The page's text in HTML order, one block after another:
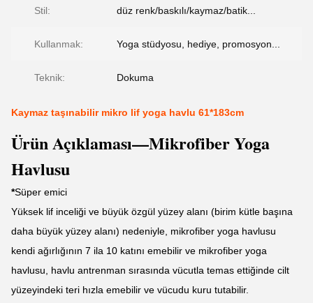
Stil: düz renk/baskılı/kaymaz/batik...
Kullanmak: Yoga stüdyosu, hediye, promosyon...
Teknik: Dokuma
Kaymaz taşınabilir mikro lif yoga havlu 61*183cm
Ürün Açıklaması—Mikrofiber Yoga
Havlusu
*Süper emici
Yüksek lif inceliği ve büyük özgül yüzey alanı (birim kütle başına
daha büyük yüzey alanı) nedeniyle, mikrofiber yoga havlusu
kendi ağırlığının 7 ila 10 katını emebilir ve mikrofiber yoga
havlusu, havlu antrenman sırasında vücutla temas ettiğinde cilt
yüzeyindeki teri hızla emebilir ve vücudu kuru tutabilir.